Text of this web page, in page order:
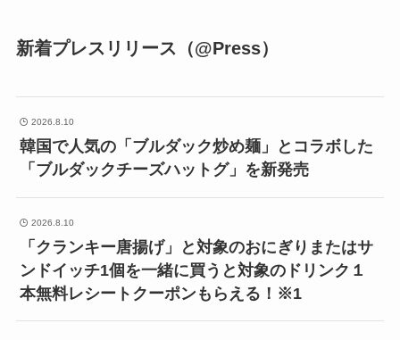
新着プレスリリース（@Press）
2026.8.10
韓国で人気の「ブルダック炒め麺」とコラボした
「ブルダックチーズハットグ」を新発売
2026.8.10
「クランキー唐揚げ」と対象のおにぎりまたはサ
ンドイッチ1個を一緒に買うと対象のドリンク１
本無料レシートクーポンもらえる！※1